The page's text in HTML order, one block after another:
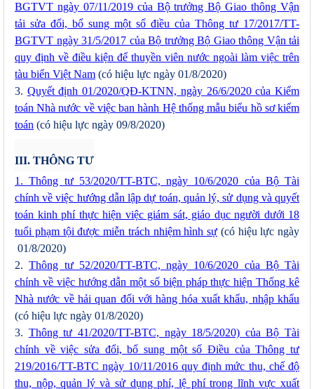
BGTVT ngày 07/11/2019 của Bộ trưởng Bộ Giao thông Vận
tải sửa đổi, bổ sung một số điều của Thông tư 17/2017/TT-
BGTVT ngày 31/5/2017 của Bộ trưởng Bộ Giao thông Vận tải
quy định về điều kiện để thuyền viên nước ngoài làm việc trên
tàu biển Việt Nam (có hiệu lực ngày 01/8/2020)
3. Quyết định 01/2020/QĐ-KTNN, ngày 26/6/2020 của Kiểm
toán Nhà nước về việc ban hành Hệ thống mẫu biểu hồ sơ kiểm
toán (có hiệu lực ngày 09/8/2020)
III. THÔNG TƯ
1. Thông tư 53/2020/TT-BTC, ngày 10/6/2020 của Bộ Tài
chính về việc hướng dẫn lập dự toán, quản lý, sử dụng và quyết
toán kinh phí thực hiện việc giám sát, giáo dục người dưới 18
tuổi phạm tội được miễn trách nhiệm hình sự (có hiệu lực ngày
01/8/2020)
2.Thông tư 52/2020/TT-BTC, ngày 10/6/2020 của Bộ Tài
chính về việc hướng dẫn một số biện pháp thực hiện Thống kê
Nhà nước về hải quan đối với hàng hóa xuất khẩu, nhập khẩu
(có hiệu lực ngày 01/8/2020)
3. Thông tư 41/2020/TT-BTC, ngày 18/5/2020) của Bộ Tài
chính về việc sửa đổi, bổ sung một số Điều của Thông tư
219/2016/TT-BTC ngày 10/11/2016 quy định mức thu, chế độ
thu, nộp, quản lý và sử dụng phí, lệ phí trong lĩnh vực xuất